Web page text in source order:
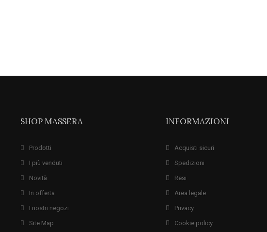
SHOP MASSERA
Prodotti
I più venduti
Novità
In offerta
I nostri negozi
Site Map
INFORMAZIONI
Acquisti sicuri
Spedizioni
Resi
Area legale
Privacy
Cookie policy